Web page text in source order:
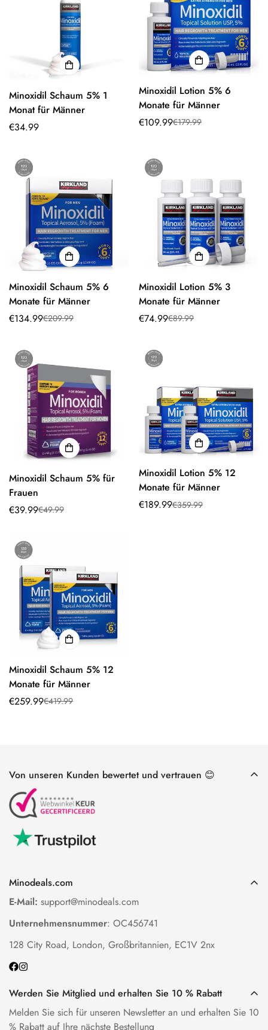
Minoxidil Schaum 5% 1
Monat für Männer
Normaler
€34.99
Minoxidil Lotion 5% 6
Monate für Männer
Verkaufspreis
€109.99
Normaler€179.99
Minoxidil Schaum 5% 6
Monate für Männer
Verkaufspreis
€134.99
Normaler€209.99
Minoxidil Lotion 5% 3
Monate für Männer
Verkaufspreis
€74.99
Normaler€89.99
Minoxidil Schaum 5% für
Frauen
Verkaufspreis
€39.99
Normaler€49.99
Minoxidil Lotion 5% 12
Monate für Männer
Verkaufspreis
€189.99
Normaler€359.99
Minoxidil Schaum 5% 12
Monate für Männer
Verkaufspreis
€259.99
Normaler€419.99
Von unseren Kunden bewertet und vertrauen 😊
Minodeals.com
E-Mail: support@minodeals.com
Unternehmensnummer: OC456741
128 City Road, London, Großbritannien, EC1V 2nx
Werden Sie Mitglied und erhalten Sie 10 % Rabatt
Melden Sie sich für unseren Newsletter an und erhalten Sie 10
% Rabatt auf Ihre nächste Bestellung